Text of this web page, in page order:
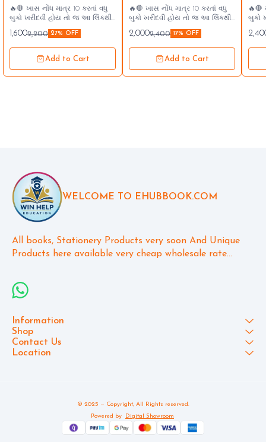
🔥🛑 ખાસ નોંધ માત્ર 10 કરતાં વધુ
બુકો ખરીદવી હોય તો જ આ લિંકથી
ખરીદી કરવી અને પેમેન્ટ ઓછામાં
ઓછું 10*160= 1600 રૂપિયા કરવાનું
રહેશે અને 10 કરતાં વધુ બુકો લેવાની
થાય તો બુકોની ક્વોન્ટિટી તમારી
એક બુક ખરીદવી હોય તો આ લિંકથી
1,6002,200 27% OFF
Add to Cart
🔥🛑 ખાસ નોંધ માત્ર 10 કરતાં વધુ
બુકો ખરીદવી હોય તો જ આ લિંકથી
ખરીદી કરવી અને પેમેન્ટ ઓછામાં
ઓછું 10*180= 1800 રૂપિયા કરવાનું
રહેશે અને 10 કરતાં વધુ બુકો લેવાની
થાય તો બુકોની ક્વોન્ટિટી તમારી
એક બુક ખરીદવી હોય તો આ લિંકથી
2,0002,400 17% OFF
Add to Cart
🔥🛑
બુકો
ઓછું
રહેશે
એક
WELCOME TO EHUBBOOK.COM
All books, Stationery Products very soon And Unique
Products here available very cheap wholesale rate...
Information
Shop
Contact Us
Location
© 2025 — Copyright, All Rights reserved.
Powered
by Digital Showroom